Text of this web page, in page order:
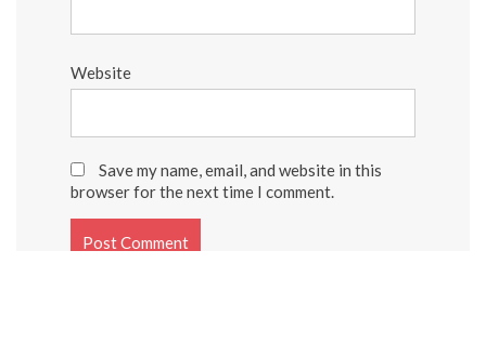
Website
Save my name, email, and website in this
browser for the next time I comment.